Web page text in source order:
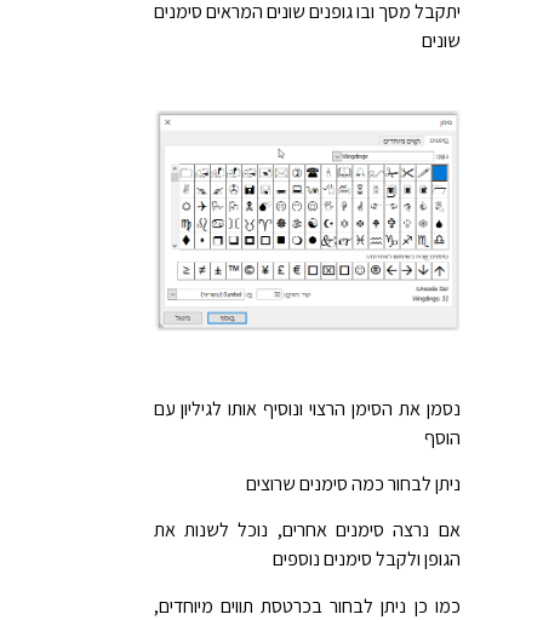
יתקבל מסך ובו גופנים שונים המראים סימנים
שונים
נסמן את הסימן הרצוי ונוסיף אותו לגיליון עם
הוסף
ניתן לבחור כמה סימנים שרוצים
אם נרצה סימנים אחרים, נוכל לשנות את
הגופן ולקבל סימנים נוספים
כמו כן ניתן לבחור בכרטסת תווים מיוחדים,